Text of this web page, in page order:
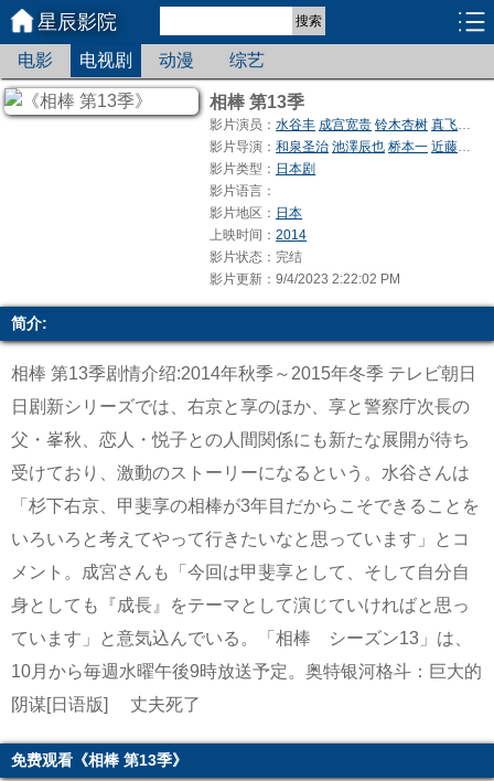
星辰影院 搜索
电影 电视剧 动漫 综艺
相棒 第13季
影片演员：水谷丰 成宫宽贵 铃木杏树 真飞圣
影片导演：和泉圣治 池澤辰也 桥本一 近藤一彦
影片类型： 日本剧
影片语言：
影片地区： 日本
上映时间：2014
影片状态：完结
影片更新：9/4/2023 2:22:02 PM
简介:
相棒 第13季剧情介绍:2014年秋季～2015年冬季 テレビ朝日
日剧新シリーズでは、右京と享のほか、享と警察庁次長の
父・峯秋、恋人・悦子との人間関係にも新たな展開が待ち
受けており、激動のストーリーになるという。水谷さんは
「杉下右京、甲斐享の相棒が3年目だからこそできることを
いろいろと考えてやって行きたいなと思っています」とコ
メント。成宮さんも「今回は甲斐享として、そして自分自
身としても『成長』をテーマとして演じていければと思っ
ています」と意気込んでいる。「相棒 シーズン13」は、
10月から毎週水曜午後9時放送予定。 奥特银河格斗：巨大的
阴谋[日语版]
丈夫死了
免费观看《相棒 第13季》